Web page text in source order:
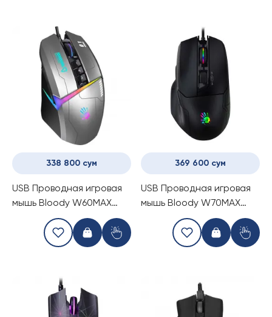
338 800 сум
USB Проводная игровая
мышь Bloody W60MAX
Gun Grey
369 600 сум
USB Проводная игровая
мышь Bloody W70MAX
(RGB-Black and STONE
PANDA WHITE)